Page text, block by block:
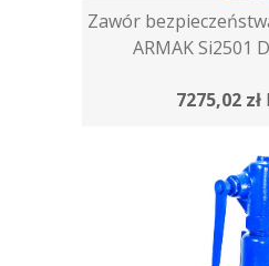
Zawór
ARMAK Si2501
7275,02 zł